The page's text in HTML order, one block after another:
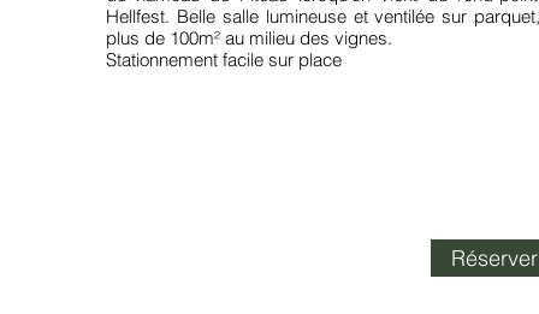
Hellfest. Belle salle lumineuse et ventilée sur
plus de 100m² au milieu des vignes.
Stationnement facile sur place